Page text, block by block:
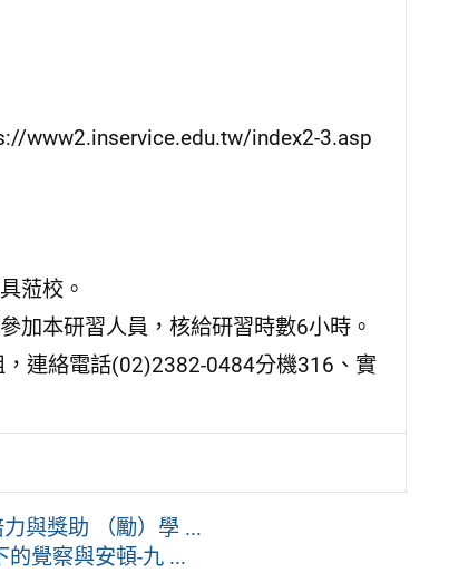
www2.inservice.edu.tw/index2-3.asp
蒞校。
加本研習人員，核給研習時數6小時。
連絡電話(02)2382-0484分機316、實
與獎助 （勵）學 ...
覺察與安頓-九 ...